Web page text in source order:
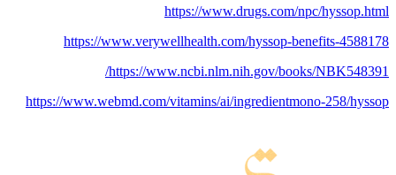
https://www.drugs.com/npc/hyssop.html
https://www.verywellhealth.com/hyssop-benefits-4588178
https://www.ncbi.nlm.nih.gov/books/NBK548391/
https://www.webmd.com/vitamins/ai/ingredientmono-258/hyssop